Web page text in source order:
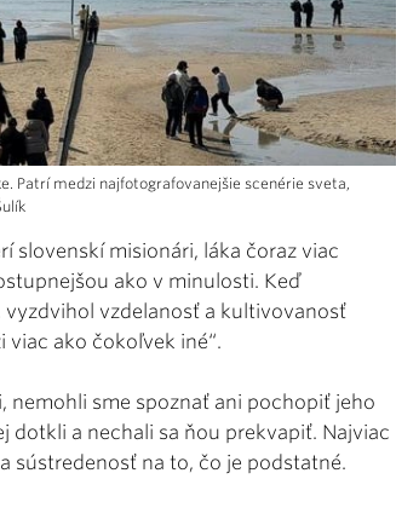
Patrí medzi najfotografovanejšie scenérie sveta,
slovenskí misionári, láka čoraz viac
ako v minulosti. Keď
vyzdvihol vzdelanosť a kultivovanosť
viac ako čokoľvek iné“.
nemohli sme spoznať ani pochopiť jeho
dotkli a nechali sa ňou prekvapiť. Najviac
sústredenosť na to, čo je podstatné.